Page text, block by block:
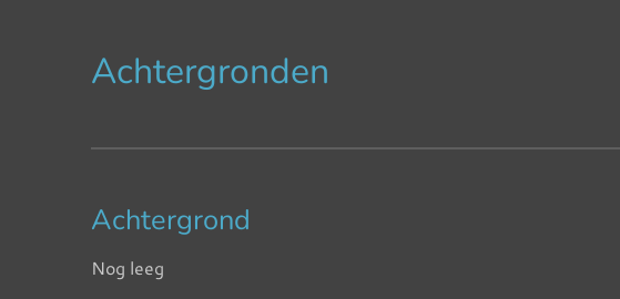
Achtergronden
Achtergrond
Nog leeg